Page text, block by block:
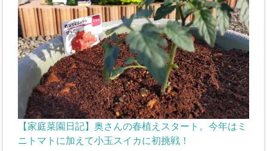
【家庭菜園日記】奥さんの春植えスタート。今年はミ
ニトマトに加えて小玉スイカに初挑戦！